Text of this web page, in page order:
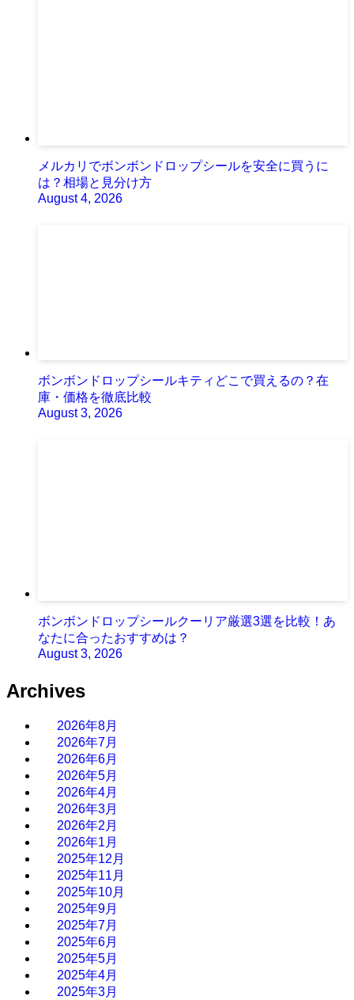
メルカリでボンボンドロップシールを安全に買うに
は？相場と見分け方
August 4, 2026
ボンボンドロップシールキティどこで買えるの？在
庫・価格を徹底比較
August 3, 2026
ボンボンドロップシールクーリア厳選3選を比較！あ
なたに合ったおすすめは？
August 3, 2026
Archives
2026年8月
2026年7月
2026年6月
2026年5月
2026年4月
2026年3月
2026年2月
2026年1月
2025年12月
2025年11月
2025年10月
2025年9月
2025年7月
2025年6月
2025年5月
2025年4月
2025年3月